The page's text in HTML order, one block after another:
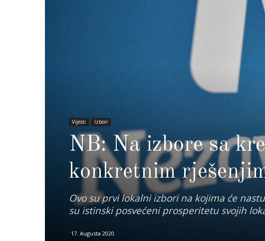
Vijesti Izbori
NB: Na izbore sa
konkretnim
Ovo su prvi lokalni izbori na kojima će
su istinski posvećeni prosperitetu svojih
17. Augusta 2020.